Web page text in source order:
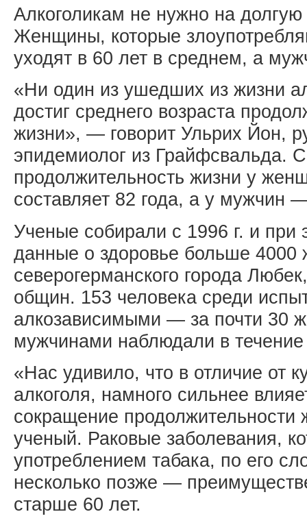
Алкоголикам не нужно на долгую
Женщины, которые
уходят в 60 лет в среднем, а
«Ни один из ушедших из жизни
достиг среднего возраста
жизни», — говорит Ульрих Йон,
эпидемиолог из Грайфсвальда.
продолжительность жизни у
составляет 82 года, а у мужчин
Ученые собирали с 1996 г. и при
данные о здоровье больше 4000
северогерманского города
общин. 153 человека среди
алкозависимыми — за почти 30
мужчинами наблюдали в течение
«Нас удивило, что в отличие от
алкоголя, намного сильнее
сокращение
ученый. Раковые заболевания,
употреблением табака, по его
несколько позже —
старше 60 лет.